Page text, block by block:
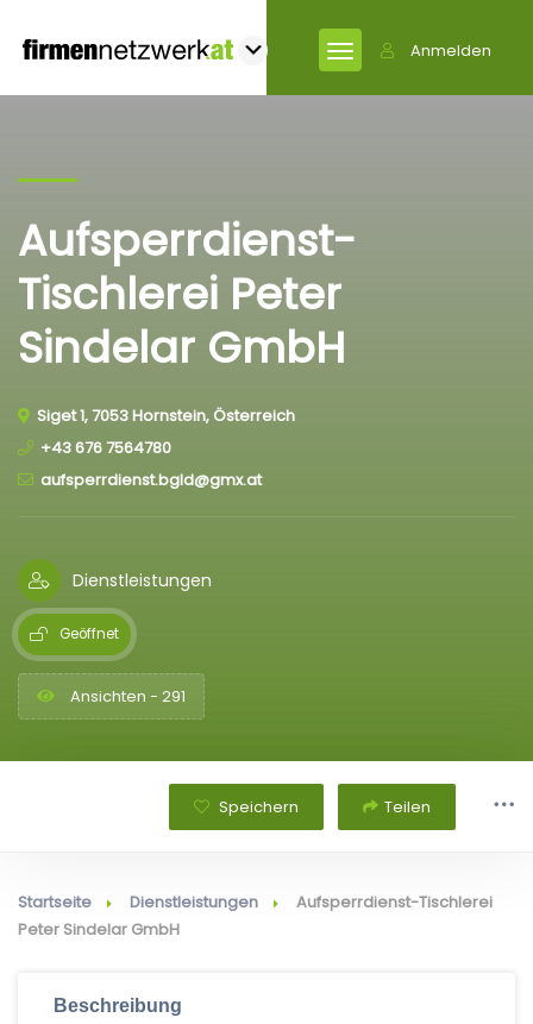
Anmelden
Aufsperrdienst-
Tischlerei Peter
Sindelar GmbH
Siget 1, 7053 Hornstein, Österreich
+43 676 7564780
aufsperrdienst.bgld@gmx.at
Dienstleistungen
Geöffnet
Ansichten - 291
Speichern Teilen
Startseite Dienstleistungen
Aufsperrdienst-Tischlerei
Peter Sindelar GmbH
Beschreibung